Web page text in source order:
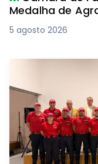
Medalha de
5 agosto 2026